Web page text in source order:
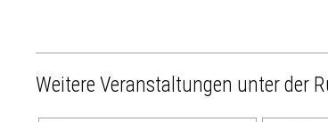
Weitere Veranstaltungen unter der